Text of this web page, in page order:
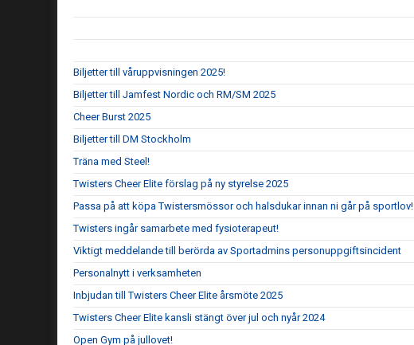
Biljetter till våruppvisningen 2025!
Biljetter till Jamfest Nordic och RM/SM 2025
Cheer Burst 2025
Biljetter till DM Stockholm
Träna med Steel!
Twisters Cheer Elite förslag på ny styrelse 2025
Passa på att köpa Twistersmössor och halsdukar innan ni går på sportlov!
Twisters ingår samarbete med fysioterapeut!
Viktigt meddelande till berörda av Sportadmins personuppgiftsincident
Personalnytt i verksamheten
Inbjudan till Twisters Cheer Elite årsmöte 2025
Twisters Cheer Elite kansli stängt över jul och nyår 2024
Open Gym på jullovet!